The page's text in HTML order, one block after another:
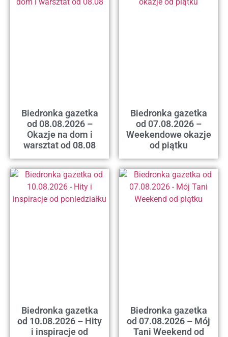
Biedronka gazetka
od 08.08.2026 –
Okazje na dom i
warsztat od 08.08
Biedronka gazetka
od 07.08.2026 –
Weekendowe okazje
od piątku
Biedronka gazetka
od 10.08.2026 – Hity
i inspiracje od
Biedronka gazetka
od 07.08.2026 – Mój
Tani Weekend od